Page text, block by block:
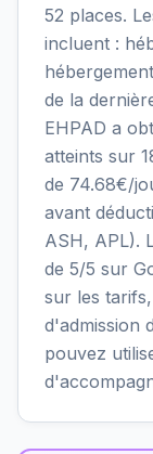
52 places.
incluent :
de la
EHPAD a
atteints sur
de 74.68€/
avant
ASH, APL).
de 5/5 sur
sur les
d'admission
pouvez